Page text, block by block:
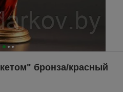
бронза/красный